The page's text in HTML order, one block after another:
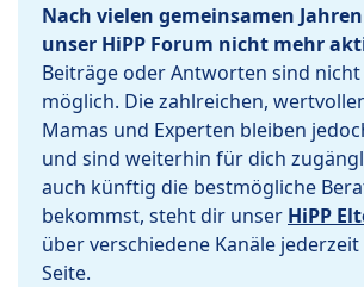
Nach vielen gemeinsamen
unser HiPP Forum nicht mehr
Beiträge oder Antworten sind
möglich. Die zahlreichen,
Mamas und Experten bleiben
und sind weiterhin für dich
auch künftig die bestmögliche
bekommst, steht dir unser HiPP
über verschiedene Kanäle
Seite.